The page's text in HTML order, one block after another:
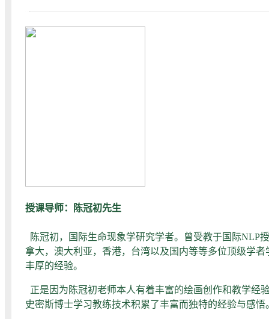
授课导师：陈冠初先生
陈冠初，国际生命现象学研究学者。曾受教于国际NLP
拿大，澳大利亚，香港，台湾以及国内等等多位顶级学
丰厚的经验。
正是因为陈冠初老师本人有着丰富的绘画创作和教学经
史密斯博士学习教练技术积累了丰富而独特的经验与感